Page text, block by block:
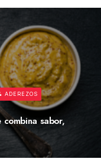
ADEREZOS
sabor,